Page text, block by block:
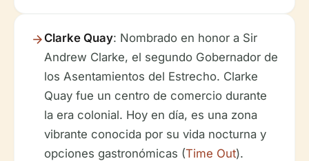
Clarke Quay: Nombrado en honor a Sir
Andrew Clarke, el segundo Gobernador de
los Asentamientos del Estrecho. Clarke
Quay fue un centro de comercio durante
la era colonial. Hoy en día, es una zona
vibrante conocida por su vida nocturna y
opciones gastronómicas (Time Out).